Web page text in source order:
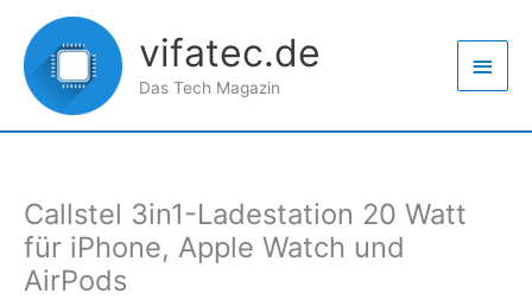
Inhalt
springen
vifatec.de
Das Tech Magazin
Callstel 3in1-Ladestation 20 Watt
für iPhone, Apple Watch und
AirPods